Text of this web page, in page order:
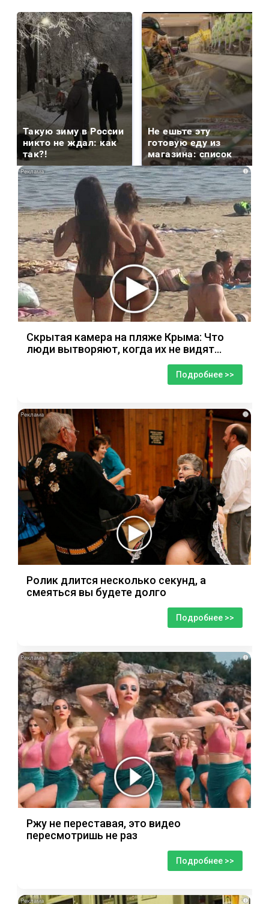
Такую зиму в России
никто не ждал: как
так?!
Не ешьте эту
готовую еду из
магазина: список
i
Скрытая камера на пляже Крыма: Что
люди вытворяют, когда их не видят...
Подробнее >>
i
Ролик длится несколько секунд, а
смеяться вы будете долго
Подробнее >>
i
Ржу не переставая, это видео
пересмотришь не раз
Подробнее >>
i